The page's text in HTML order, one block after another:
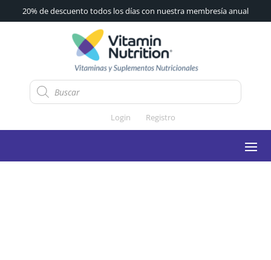
20% de descuento todos los días con nuestra membresía anual
Búsqueda
de
productos
Login
Registro